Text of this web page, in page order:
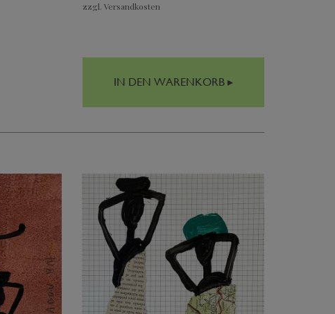
zzgl. Versandkosten
IN DEN WARENKORB ▸